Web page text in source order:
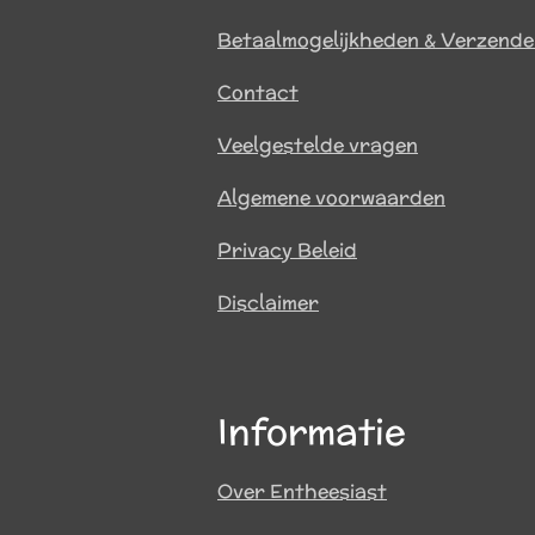
Betaalmogelijkheden &
Contact
Veelgestelde vragen
Algemene voorwaarden
Privacy Beleid
Disclaimer
Informatie
Over Entheesiast